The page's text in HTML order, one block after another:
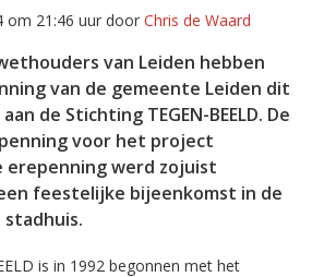
om 21:46 uur door Chris de Waard
van Leiden hebben
van de gemeente Leiden dit
de Stichting TEGEN-BEELD. De
voor het project
erepenning werd zojuist
feestelijke bijeenkomst in de
stadhuis.
is in 1992 begonnen met het